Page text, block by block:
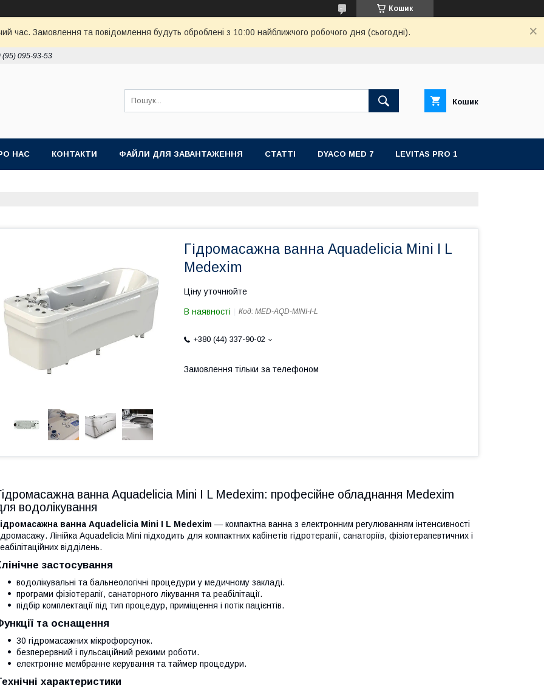
Кошик
час. Замовлення та повідомлення будуть оброблені з 10:00 найближчого робочого дня (сьогодні).
(95) 095-93-53
Кошик
НАС КОНТАКТИ ФАЙЛИ ДЛЯ ЗАВАНТАЖЕННЯ СТАТТІ DYACO MED 7 LEVITAS PRO 1
Гідромасажна ванна Aquadelicia Mini I L
Medexim
Ціну уточнюйте
В наявності Код: MED-AQD-MINI-I-L
+380 (44) 337-90-02
Замовлення тільки за телефоном
ванна Aquadelicia Mini I L Medexim: професійне обладнання Medexim
водолікування
ванна Aquadelicia Mini I L Medexim — компактна ванна з електронним регулюванням інтенсивності
Лінійка Aquadelicia Mini підходить для компактних кабінетів гідротерапії, санаторіїв, фізіотерапевтичних і
відділень.
застосування
водолікувальні та бальнеологічні процедури у медичному закладі.
програми фізіотерапії, санаторного лікування та реабілітації.
підбір комплектації під тип процедур, приміщення і потік пацієнтів.
та оснащення
30 гідромасажних мікрофорсунок.
безперервний і пульсаційний режими роботи.
електронне мембранне керування та таймер процедури.
характеристики